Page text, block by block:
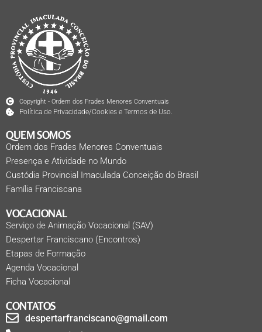
Copyright - Ordem dos Frades Menores Conventuais
Política de Privacidade/Cookies e Termos de Uso.
QUEM SOMOS
Ordem dos Frades Menores Conventuais
Presença e Atividade no Mundo
Custódia Provincial Imaculada Conceição do Brasil
Família Franciscana
VOCACIONAL
Serviço de Animação Vocacional (SAV)
Despertar Franciscano (Encontros)
Etapas de Formação
Agenda Vocacional
Ficha Vocacional
CONTATOS
despertarfranciscano@gmail.com